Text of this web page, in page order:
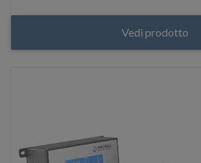
Vedi prodotto